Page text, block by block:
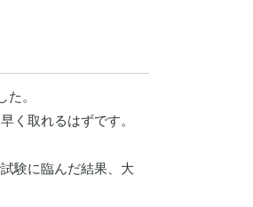
。
く取れるはずです。
験に臨んだ結果、大